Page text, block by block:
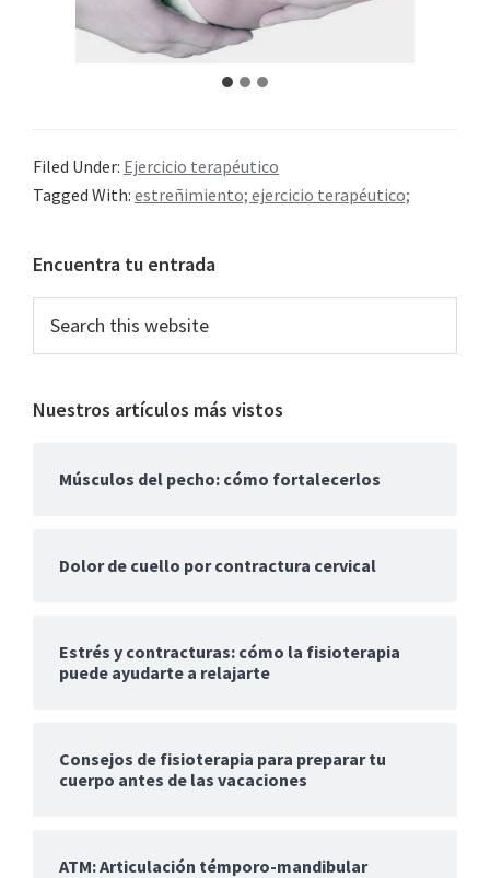
Filed Under: Ejercicio terapéutico
Tagged With: estreñimiento; ejercicio terapéutico;
Primary
Sidebar
Encuentra tu entrada
this
website
Nuestros artículos más vistos
Músculos del pecho: cómo fortalecerlos
Dolor de cuello por contractura cervical
Estrés y contracturas: cómo la fisioterapia
puede ayudarte a relajarte
Consejos de fisioterapia para preparar tu
cuerpo antes de las vacaciones
ATM: Articulación témporo-mandibular